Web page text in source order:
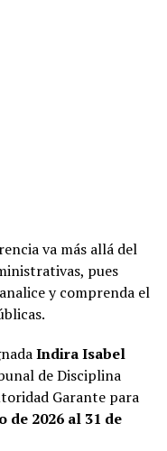
va más allá del
pues
y comprenda el
Indira Isabel
de Disciplina
Garante para
de 2026 al 31 de